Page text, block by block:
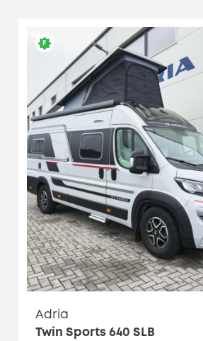
Adria
Twin Sports 640 SLB